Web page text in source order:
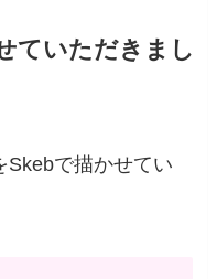
ていただきまし
Skebで描かせてい